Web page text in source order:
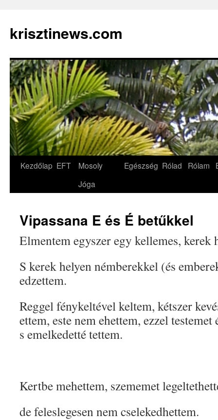
krisztinews.com
Kilépés
Kezdőlap EFT
Mosoly
Jóga
Egészség Rólad Rólam
Vipassana E és É betűkkel
Elmentem egyszer egy kellemes, kerek
S kerek helyen némberekkel (és
edzettem.
Reggel fénykeltével keltem, kétszer
ettem, este nem ehettem, ezzel
s emelkedetté tettem.
Kertbe mehettem, szememet
de feleslegesen nem cselekedhettem.